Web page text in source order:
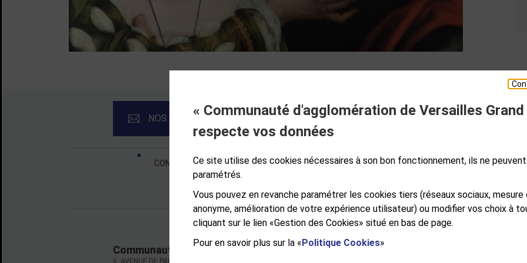
« Communauté d'agglomération de Versailles Grand
respecte vos données
Ce site utilise des cookies nécessaires à son bon fonctionnement, ils ne
paramétrés.
Vous pouvez en revanche paramétrer les cookies tiers (réseaux sociaux, mesure
anonyme, amélioration de votre expérience utilisateur) ou modifier vos choix à
cliquant sur le lien «Gestion des Cookies» situé en bas de page.
Pour en savoir plus sur la «Politique Cookies»
NOS NEWSLETTERS ESPACE PRESSE
Liens bas de page
CONTACT MENTIONS LÉGALES PLAN DE SITE ACCESSIBILITÉ NUMÉRIQUE
GESTION DES COOKIES
Communauté d'agglomération de Versailles Grand Parc
6, AVENUE DE PARIS - CS 10922 - 78009 VERSAILLES CEDEX